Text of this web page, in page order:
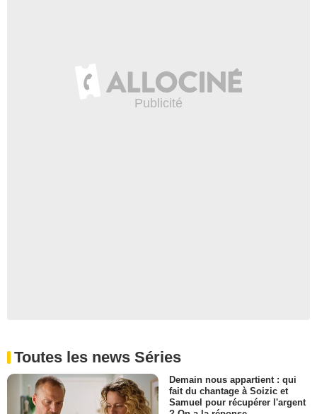
Toutes les news Séries
Demain nous appartient : qui
fait du chantage à Soizic et
Samuel pour récupérer l'argent